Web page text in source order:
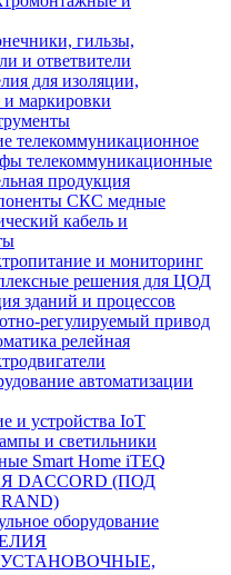
гильзы,
и ответвители
для изоляции,
и маркировки
телекоммуникационное
телекоммуникационные
продукция
СКС медные
кабель и
и мониторинг
решения для ЦОД
зданий и процессов
регулируемый привод
релейная
автоматизации
и устройства IoT
и светильники
Smart Home iTEQ
DACCORD (ПОД
оборудование